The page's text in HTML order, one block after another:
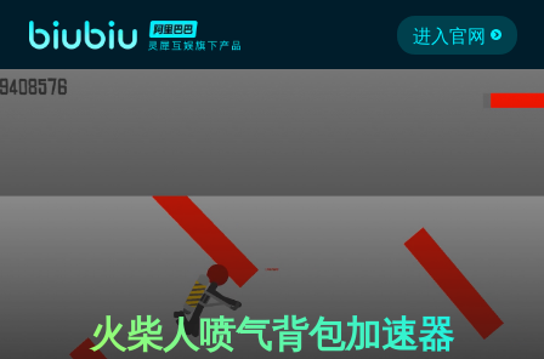
进入官网
火柴人喷气背包加速器